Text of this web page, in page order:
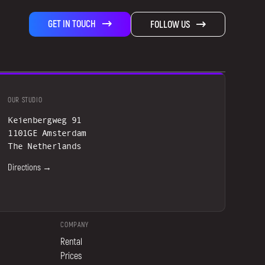
GET IN TOUCH FOLLOW US
OUR STUDIO
Keienbergweg 91
1101GE Amsterdam
The Netherlands
Directions →
COMPANY
Rental
Prices